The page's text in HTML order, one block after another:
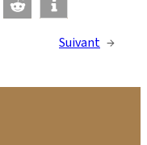
Suivant →